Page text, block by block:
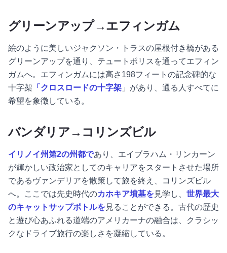
グリーンアップ→エフィンガム
絵のように美しいジャクソン・トラスの屋根付き橋がある
グリーンアップを通り、テュートポリスを通ってエフィン
ガムへ。エフィンガムには高さ198フィートの記念碑的な
十字架 「クロスロードの十字架 」があり、通る人すべてに
希望を象徴している。
バンダリア→コリンズビル
イリノイ州第2の州都であり、エイブラハム・リンカーン
が輝かしい政治家としてのキャリアをスタートさせた場所
であるヴァンデリアを散策して旅を終え、コリンズビル
へ。ここでは先史時代のカホキア墳墓を 見学し、 世界最大
のキャットサップボトルを 見ることができる。古代の歴史
と遊び心あふれる道端のアメリカーナの融合は、クラシッ
クなドライブ旅行の楽しさを凝縮している。